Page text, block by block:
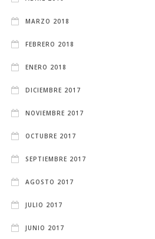
MARZO 2018
FEBRERO 2018
ENERO 2018
DICIEMBRE 2017
NOVIEMBRE 2017
OCTUBRE 2017
SEPTIEMBRE 2017
AGOSTO 2017
JULIO 2017
JUNIO 2017